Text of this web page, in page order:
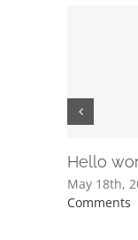
Hello
May 18th,
Comments